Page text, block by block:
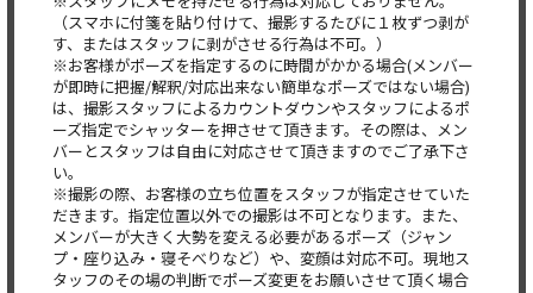
（スマホに付箋を貼り付けて、撮影するたびに１枚ずつ剥が
す、またはスタッフに剥がさせる行為は不可。）
※お客様がポーズを指定するのに時間がかかる場合(メンバー
が即時に把握/解釈/対応出来ない簡単なポーズではない場合)
は、撮影スタッフによるカウントダウンやスタッフによるポ
ーズ指定でシャッターを押させて頂きます。その際は、メン
バーとスタッフは自由に対応させて頂きますのでご了承下さ
い。
※撮影の際、お客様の立ち位置をスタッフが指定させていた
だきます。指定位置以外での撮影は不可となります。また、
メンバーが大きく大勢を変える必要があるポーズ（ジャン
プ・座り込み・寝そべりなど）や、変顔は対応不可。現地ス
タッフのその場の判断でポーズ変更をお願いさせて頂く場合